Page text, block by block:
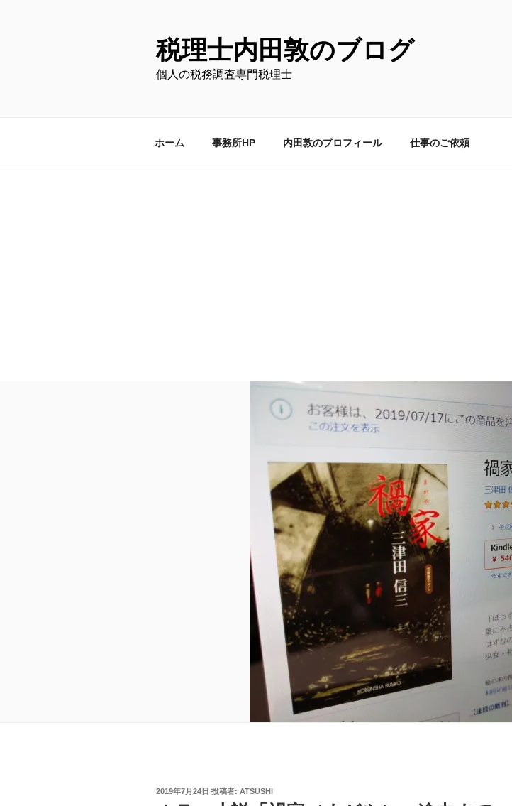
税理士内田敦のブログ
個人の税務調査専門税理士
ホーム 事務所HP 内田敦のプロフィール 仕事のご依頼
投
2019年7月24日 投稿者: ATSUSHI